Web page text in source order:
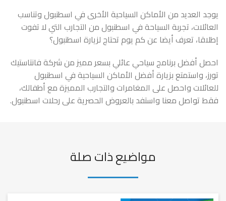
يوجد العديد من الأماكن السياحية الأخرى في اسطنبول وتناسب
العائلات، تجربة السياحة في اسطنبول من التجارب التي لا تفوت
إطلاقا، تعرف أيضا عنكم يوم تحتاج لزيارة اسطنبول؟
احصل أفضل برنامج سياحي عائلي بسعر مميز من شركة فانتاستيك
تورز، واستمتع بزيارة أفضل الأماكن السياحية في اسطنبول
للعائلات واحصل على المغامرات والتجارب المميزة مع أطفالك،
فقط تواصل معنا واستفد بالعروض الحصرية على رحلات اسطنبول.
مواضيع ذات صلة